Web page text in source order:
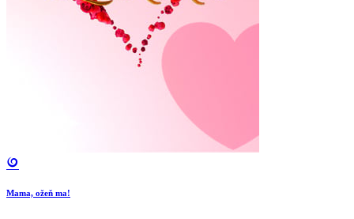
Mama, ožeň ma!